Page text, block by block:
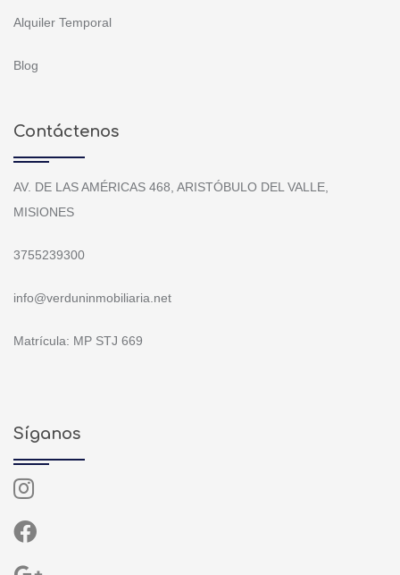
Alquiler Temporal
Blog
Contáctenos
AV. DE LAS AMÉRICAS 468, ARISTÓBULO DEL VALLE,
MISIONES
3755239300
info@verduninmobiliaria.net
Matrícula: MP STJ 669
Síganos